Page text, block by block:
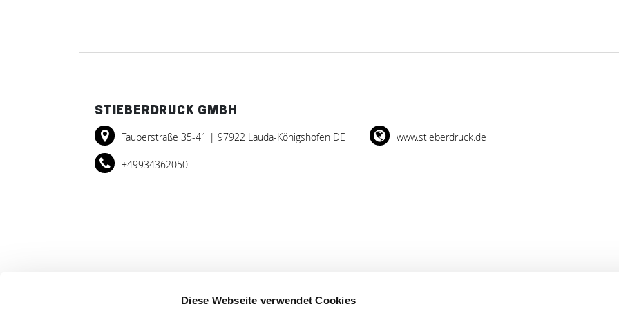
Diese Webseite verwendet Cookies
STIEBERDRUCK GMBH
Tauberstraße 35-41 | 97922 Lauda-Königshofen DE
+49934362050
www.stieberdruck.de